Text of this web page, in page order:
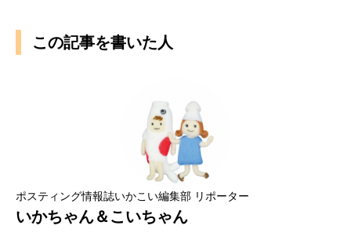
この記事を書いた人
ポスティング情報誌いかこい編集部 リポーター
いかちゃん＆こいちゃん